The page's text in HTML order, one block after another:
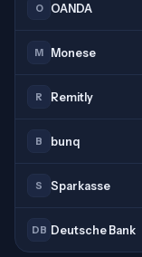
O OANDA
M Monese
R Remitly
B bunq
S Sparkasse
DB Deutsche Bank